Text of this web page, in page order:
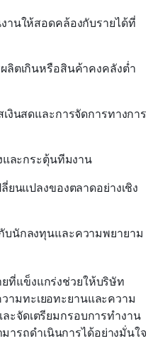
านให้สอดคล้องกับรายได้ที่
ตเกินหรือสินค้าคงคลังต่ำ
งินสดและการจัดการทางการ
และกระตุ้นทีมงาน
ยนแปลงของตลาดอย่างเชิง
นักลงทุนและความพยายาม
ที่แข็งแกร่งช่วยให้บริษัท
ามทะเยอทะยานและความ
ะจัดเตรียมกรอบการทำงาน
ารถดำเนินการได้อย่างมั่นใจ